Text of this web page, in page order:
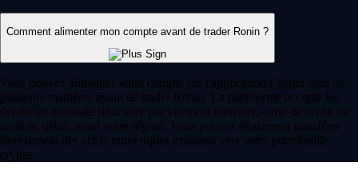
Comment alimenter mon compte avant de trader Ronin ?
Vous pouvez alimenter votre compte sur l'application Crypto.com de
plusieurs manières avant de trader Ronin. La plateforme accepte les
dépôts en monnaie fiduciaire par virement bancaire, carte de crédit ou
carte de débit, selon votre région. Vous pouvez également transférer
directement des actifs numériques existants vers votre portefeuille
crypto.